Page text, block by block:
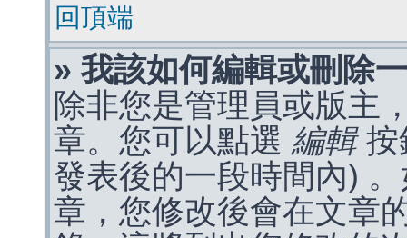
回頂端
» 我該如何編輯或刪除
除非您是管理員或版主
章。您可以點選 編輯按
發表後的一段時間內)
章，您修改後會在文章